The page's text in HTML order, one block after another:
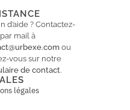
d’aide ? Contactez-
mail à
ou
vous sur notre
de contact.
légales